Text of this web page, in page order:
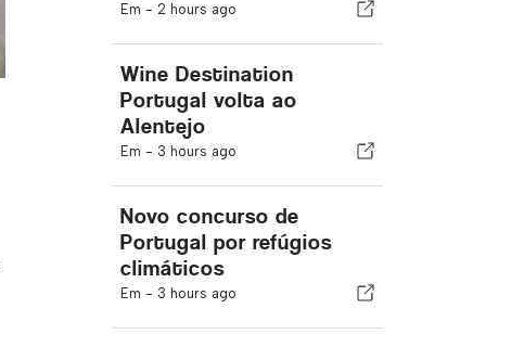
Em - 2 hours ago
Wine Destination
Portugal volta ao
Alentejo
Em - 3 hours ago
Novo concurso de
Portugal por refúgios
climáticos
Em - 3 hours ago